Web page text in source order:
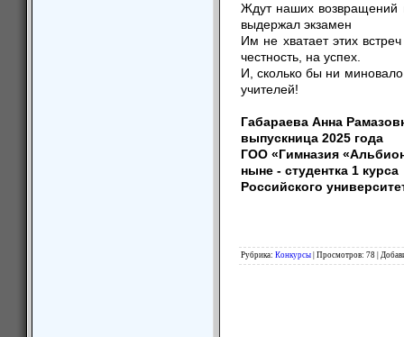
Ждут наших
выдержал экзамен
Им не хватает этих
честность, на успех.
И, сколько бы ни
учителей!
Габараева Анна
выпускница 2025 года
ГОО «Гимназия
ныне - студентка 1 курса
Российского
Рубрика: Конкурсы Просмотров: 78